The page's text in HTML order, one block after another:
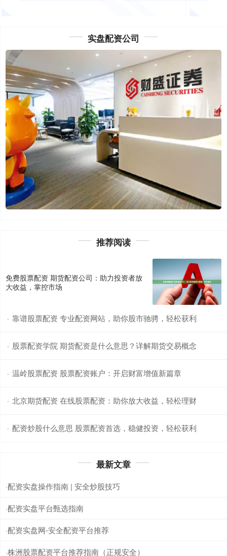
实盘配资公司
推荐阅读
免费股票配资 期货配资公司：助力投资者放
大收益，掌控市场
· 靠谱股票配资 专业配资网站，助你股市驰骋，轻松获利
· 股票配资学院 期货配资是什么意思？详解期货交易概念
· 温岭股票配资 股票配资账户：开启财富增值新篇章
· 北京期货配资 在线股票配资：助你放大收益，轻松理财
· 配资炒股什么意思 股票配资首选，稳健投资，轻松获利
最新文章
·配资实盘操作指南 | 安全炒股技巧
·配资实盘平台甄选指南
·配资实盘网-安全配资平台推荐
·株洲股票配资平台推荐指南（正规安全）